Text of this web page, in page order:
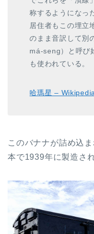
称するようになっ
居住者もこの埋立
のまま音訳して別
má-seng）と呼び
も使われている。
哈瑪星 – Wikipedia
このバナナが詰め込
本で1939年に製造さ